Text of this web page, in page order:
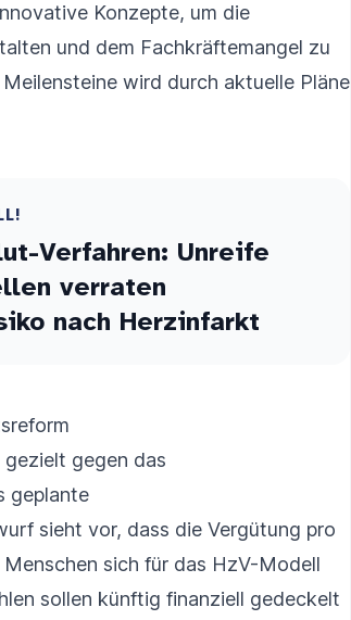
Konzepte, um die
und dem Fachkräftemangel zu
wird durch aktuelle Pläne
Verfahren: Unreife
verraten
nach Herzinfarkt
gegen das
geplante
sieht vor, dass die Vergütung pro
sich für das HzV-Modell
sollen künftig finanziell gedeckelt